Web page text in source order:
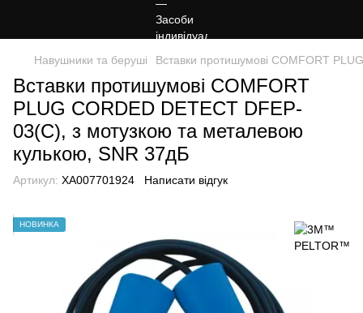
Навушники та беруші Вставки протишумові COMFORT
Вставки протишумові COMFORT
PLUG CORDED DETECT DFEP-
03(C), з мотузкою та металевою
кулькою, SNR 37дБ
Артикул: XA007701924 Написати відгук
НОВИНКА